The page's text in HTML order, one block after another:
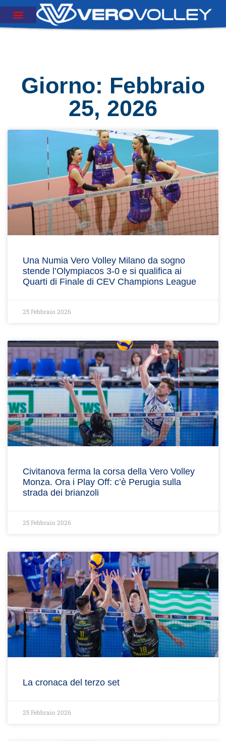
Giorno: Febbraio
25, 2026
Una Numia Vero Volley Milano da sogno
stende l’Olympiacos 3-0 e si qualifica ai
Quarti di Finale di CEV Champions League
25 Febbraio 2026
Civitanova ferma la corsa della Vero Volley
Monza. Ora i Play Off: c’è Perugia sulla
strada dei brianzoli
25 Febbraio 2026
La cronaca del terzo set
25 Febbraio 2026